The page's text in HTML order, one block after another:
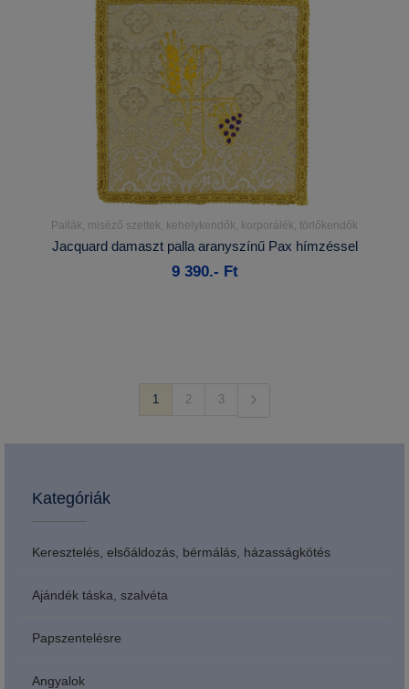
Részletek...
Kosárba
Pallák, miséző szettek, kehelykendők, korporálék, törlőkendők
Jacquard damaszt palla aranyszínű Pax hímzéssel
9 390.- Ft
1 2 3
Kategóriák
Keresztelés, elsőáldozás, bérmálás, házasságkötés
Ajándék táska, szalvéta
Papszentelésre
Angyalok